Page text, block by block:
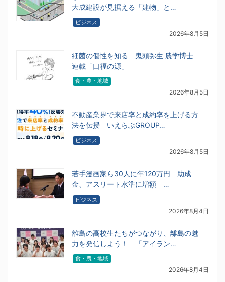
大成建設が見据える「建物」と…
ビジネス
2026年8月5日
細菌の個性を知る 鬼頭弥生 農学博士
連載「口福の源」
食・農・地域
2026年8月5日
不動産業界で来店率と成約率を上げる方
法を伝授 いえらぶGROUP…
ビジネス
2026年8月5日
若手漫画家ら30人に年120万円 助成
金、アスリート水準に増額 …
ビジネス
2026年8月4日
離島の高校生たちがつながり、離島の魅
力を発信しよう！ 「アイラン…
食・農・地域
2026年8月4日